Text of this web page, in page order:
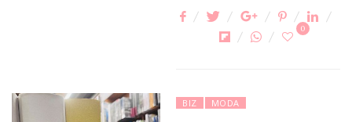
0
BIZ MODA